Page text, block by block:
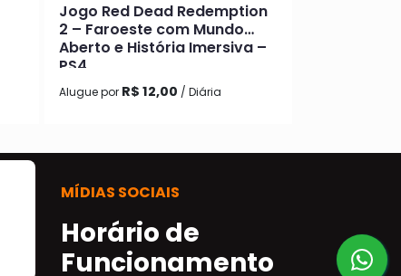
Jogo Red Dead Redemption
2 – Faroeste com Mundo
Aberto e História Imersiva –
PS4
Alugue por R$ 12,00 / Diária
MÍDIAS SOCIAIS
Horário de
Funcionamento